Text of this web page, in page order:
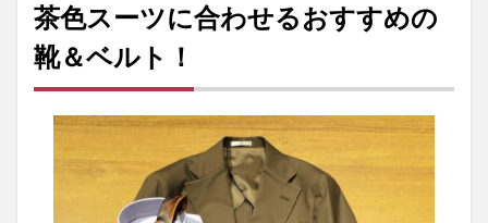
茶色スーツに合わせるおすすめの
靴＆ベルト！